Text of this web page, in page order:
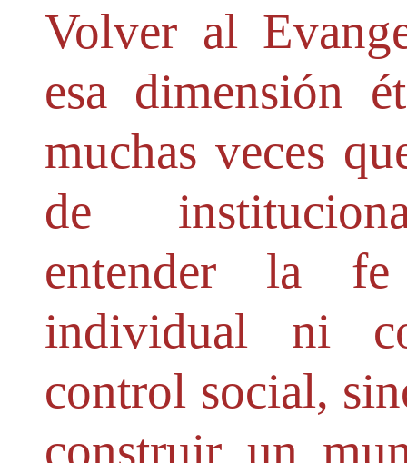
Volver al
esa dimensión
muchas veces
de
entender la
individual ni
control social,
construir un